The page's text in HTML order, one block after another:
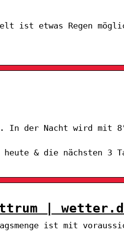
ist etwas Regen
In der Nacht wird mit
& die nächsten 3
|
ist mit